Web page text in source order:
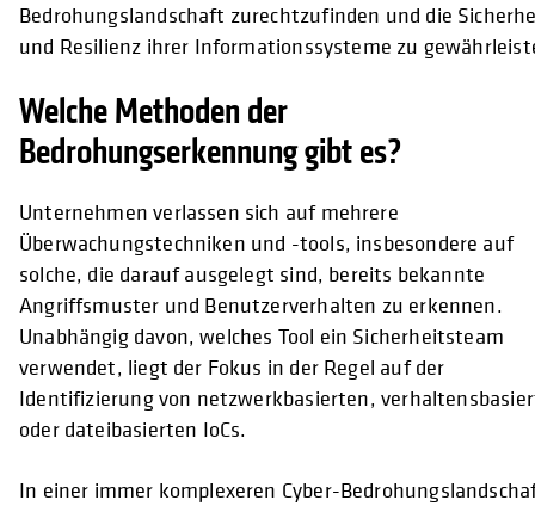
Bedrohungslandschaft zurechtzufinden und die
und Resilienz ihrer Informationssysteme zu
Welche Methoden der
Bedrohungserkennung gibt es?
Unternehmen verlassen sich auf mehrere
Überwachungstechniken und -tools, insbesondere auf
solche, die darauf ausgelegt sind, bereits bekannte
Angriffsmuster und Benutzerverhalten zu erkennen.
Unabhängig davon, welches Tool ein Sicherheitsteam
verwendet, liegt der Fokus in der Regel auf der
Identifizierung von netzwerkbasierten,
oder dateibasierten IoCs.
In einer immer komplexeren Cyber-